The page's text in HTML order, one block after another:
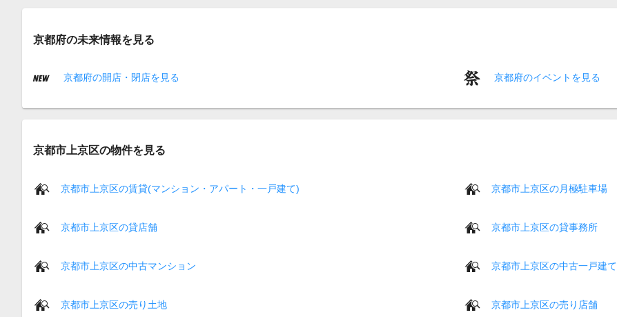
京都府の未来情報を見る
京都府の開店・閉店を見る 京都府のイベントを見る
京都市上京区の物件を見る
京都市上京区の賃貸(マンション・アパート・一戸建て) 京都市上京区の月極駐車場
京都市上京区の貸店舗 京都市上京区の貸事務所
京都市上京区の中古マンション 京都市上京区の中古一戸建て
京都市上京区の売り土地 京都市上京区の売り店舗